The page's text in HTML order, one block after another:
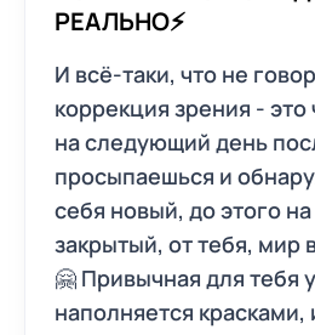
РЕАЛЬНО⚡
И всё-таки, что не
коррекция зрения - это
на следующий день
просыпаешься и
себя новый, до этого
закрытый, от тебя, мир
🤗 Привычная для тебя
наполняется красками,